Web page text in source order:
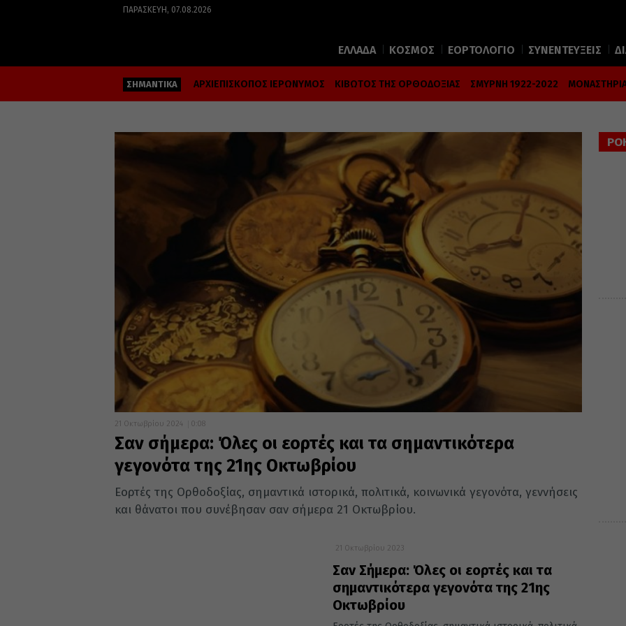
ΠΑΡΑΣΚΕΥΉ, 07.08.2026
ΕΛΛΑΔΑ ΚΟΣΜΟΣ ΕΟΡΤΟΛΟΓΙΟ ΣΥΝΕΝΤΕΥΞΕΙΣ
ΣΗΜΑΝΤΙΚΑ ΑΡΧΙΕΠΙΣΚΟΠΟΣ ΙΕΡΩΝΥΜΟΣ ΚΙΒΩΤΟΣ ΤΗΣ ΟΡΘΟΔΟΞΙΑΣ ΣΜΥΡΝΗ 1922-2022
21 Οκτωβρίου 2024 0:08
Σαν σήμερα: Όλες οι εορτές και τα σημαντικότερα
γεγονότα της 21ης Οκτωβρίου
Εορτές της Ορθοδοξίας, σημαντικά ιστορικά, πολιτικά, κοινωνικά γεγονότα, γεννήσεις
και θάνατοι που συνέβησαν σαν σήμερα 21 Οκτωβρίου.
21 Οκτωβρίου 2023
Σαν Σήμερα: Όλες οι εορτές και τα
σημαντικότερα γεγονότα της 21ης
Οκτωβρίου